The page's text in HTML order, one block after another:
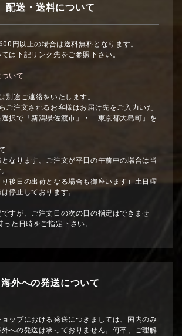
配送・送料について
円以上の場合は送料無料となります。
は下記リンク先をご参照下さい。
いて
別途ご連絡をいたします。
ご注文されるお客様はお届け先をご入力いた
択で「新潟県佐渡市」・「東京都大島町」を
なります。ご注文が平日の午前中の場合は当
り後日の出荷となる場合も御座います）土日曜
停止しております。
すが、ご注文日の次の日の指定はできませ
た日時をご指定下さい。
海外への発送について
ップにおける発送につきましては、国内のみ
への発送は承っておりません。何卒、ご理解